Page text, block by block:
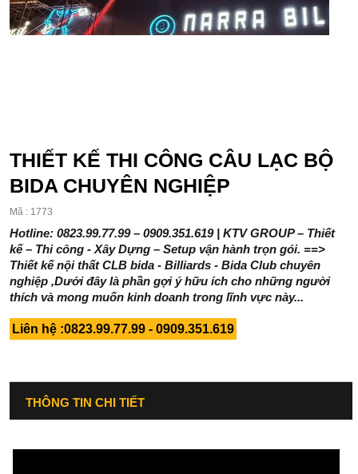
THIẾT KẾ THI CÔNG CÂU LẠC BỘ
BIDA CHUYÊN NGHIỆP
Mã : 1773
Hotline: 0823.99.77.99 – 0909.351.619 | KTV GROUP – Thiết
kế – Thi công - Xây Dựng – Setup vận hành trọn gói. ==>
Thiết kế nội thất CLB bida - Billiards - Bida Club chuyên
nghiệp ,Dưới đây là phần gợi ý hữu ích cho những người
thích và mong muốn kinh doanh trong lĩnh vực này...
Liên hệ :0823.99.77.99 - 0909.351.619
THÔNG TIN CHI TIẾT